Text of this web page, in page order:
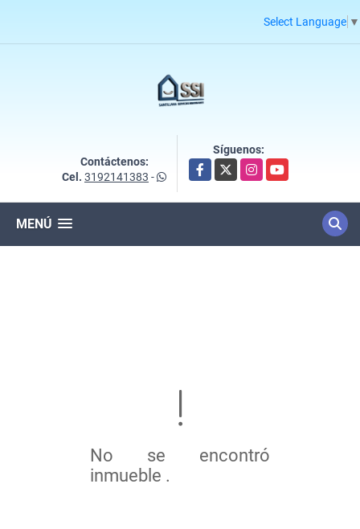
Select Language ▼
Contáctenos:
Cel. 3192141383 -
Síguenos:
Facebook
X InstagramYouTube
MENÚ
No se encontró
inmueble .